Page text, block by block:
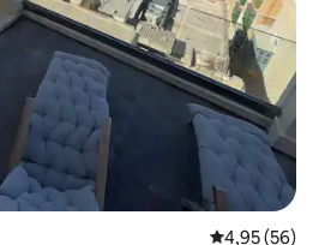
Średnia
4,95 (56)